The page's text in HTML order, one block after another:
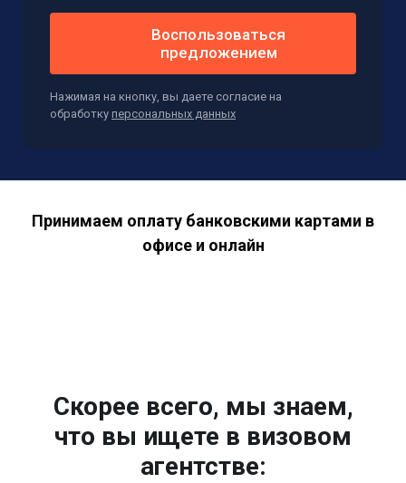
Воспользоваться
предложением
Нажимая на кнопку, вы даете согласие на
обработку персональных данных
Принимаем оплату банковскими картами в
офисе и онлайн
Скорее всего, мы знаем,
что вы ищете в визовом
агентстве: